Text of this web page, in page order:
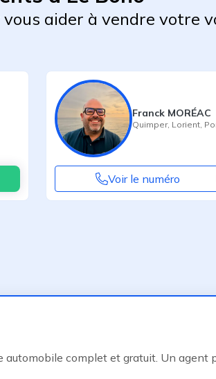
aider à vendre votre
Franck MORÉAC
Quimper, Lorient
Voir le numéro
automobile complet et gratuit. Un agent